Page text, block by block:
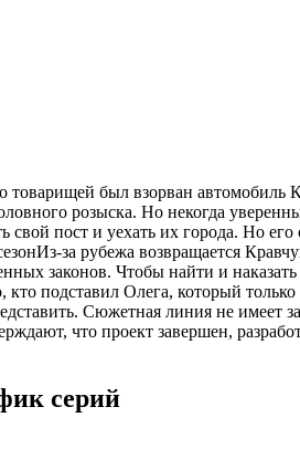
был взорван
розыска. Но некогда
пост и уехать их города. Но
Из-за рубежа возвращается
законов. Чтобы найти и
подставил Олега, который
Сюжетная линия не
что проект завершен,
серий